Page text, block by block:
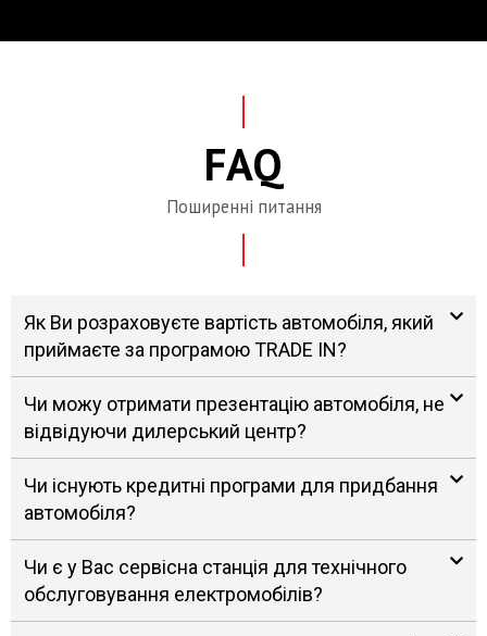
FAQ
Поширенні питання
Як Ви розраховуєте вартість автомобіля, який
приймаєте за програмою TRADE IN?
Чи можу отримати презентацію автомобіля, не
відвідуючи дилерський центр?
Чи існують кредитні програми для придбання
автомобіля?
Чи є у Вас сервісна станція для технічного
обслуговування електромобілів?